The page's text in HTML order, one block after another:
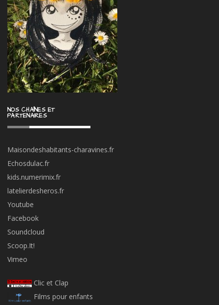
NOS CHAÎNES ET
PARTENAIRES
Maisondeshabitants-charavines.fr
Echosdulac.fr
kids.numerimix.fr
latelierdesheros.fr
Youtube
Facebook
Soundcloud
Scoop.It!
Vimeo
Clic et Clap
Films pour enfants